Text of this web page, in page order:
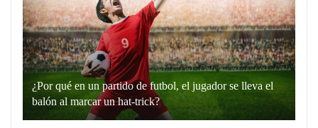
en
plata”
es
un
recurso
lingüístico
¿Por qué en un partido de futbol, el jugador se lleva el
balón al marcar un hat-trick?
Un